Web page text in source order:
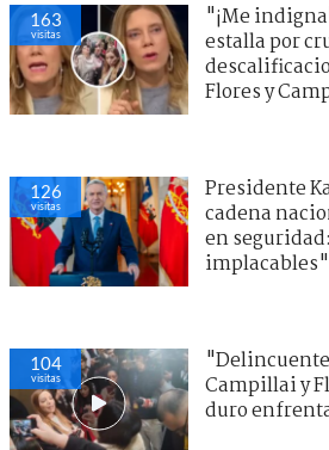
163
visitas
"¡Me
estalla por
Flores y
126
visitas
Presidente
cadena
en
implacables"
104
visitas
Campillai y
duro